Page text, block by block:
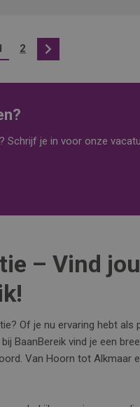
2
Schrijf je in voor onze
– Vind
Of je nu ervaring hebt als
BaanBereik vind je een
Van Hoorn tot Alkmaar